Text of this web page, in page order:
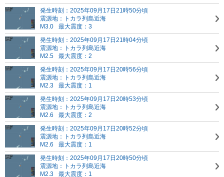
発生時刻：2025年09月17日21時50分頃
震源地：トカラ列島近海
M3.0
最大震度：3
発生時刻：2025年09月17日21時04分頃
震源地：トカラ列島近海
M2.5
最大震度：2
発生時刻：2025年09月17日20時56分頃
震源地：トカラ列島近海
M2.3
最大震度：1
発生時刻：2025年09月17日20時53分頃
震源地：トカラ列島近海
M2.6
最大震度：2
発生時刻：2025年09月17日20時52分頃
震源地：トカラ列島近海
M2.6
最大震度：1
発生時刻：2025年09月17日20時50分頃
震源地：トカラ列島近海
M2.3
最大震度：1